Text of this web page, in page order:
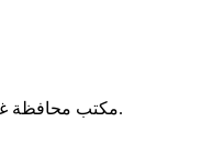
مكتب محافظة.